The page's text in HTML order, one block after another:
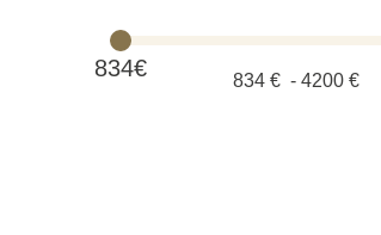
834€ 834 € - 4200 €